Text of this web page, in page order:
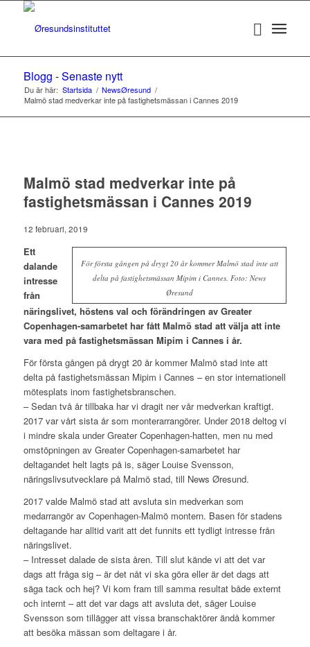
Blogg - Senaste nytt
Du är här: Startsida / NewsØresund /
Malmö stad medverkar inte på fastighetsmässan i Cannes 2019
Malmö stad medverkar inte på
fastighetsmässan i Cannes 2019
12 februari, 2019
För första gången på drygt 20 år kommer Malmö stad inte att
delta på fastighetsmässan Mipim i Cannes. Foto: News
Øresund
Ett
dalande
intresse
från
näringslivet, höstens val och förändringen av Greater
Copenhagen-samarbetet har fått Malmö stad att välja att inte
vara med på fastighetsmässan Mipim i Cannes i år.
För första gången på drygt 20 år kommer Malmö stad inte att
delta på fastighetsmässan Mipim i Cannes – en stor internationell
mötesplats inom fastighetsbranschen.
– Sedan två år tillbaka har vi dragit ner vår medverkan kraftigt.
2017 var vårt sista år som monterarrangörer. Under 2018 deltog vi
i mindre skala under Greater Copenhagen-hatten, men nu med
omstöpningen av Greater Copenhagen-samarbetet har
deltagandet helt lagts på is, säger Louise Svensson,
näringslivsutvecklare på Malmö stad, till News Øresund.
2017 valde Malmö stad att avsluta sin medverkan som
medarrangör av Copenhagen-Malmö montern. Basen för stadens
deltagande har alltid varit att det funnits ett tydligt intresse från
näringslivet.
– Intresset dalade de sista åren. Till slut kände vi att det var
dags att fråga sig – är det nåt vi ska göra eller är det dags att
säga tack och hej? Vi kom fram till samma resultat både externt
och internt – att det var dags att avsluta det, säger Louise
Svensson som tillägger att vissa branschaktörer ändå kommer
att besöka mässan som deltagare i år.